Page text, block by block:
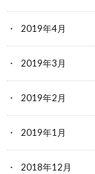
2019年4月
2019年3月
2019年2月
2019年1月
2018年12月